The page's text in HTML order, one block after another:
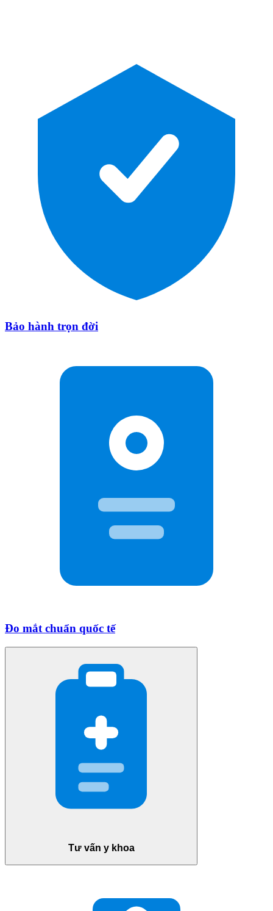
Bảo hành trọn đời
Đo mắt chuẩn quốc tế
Tư vấn y khoa